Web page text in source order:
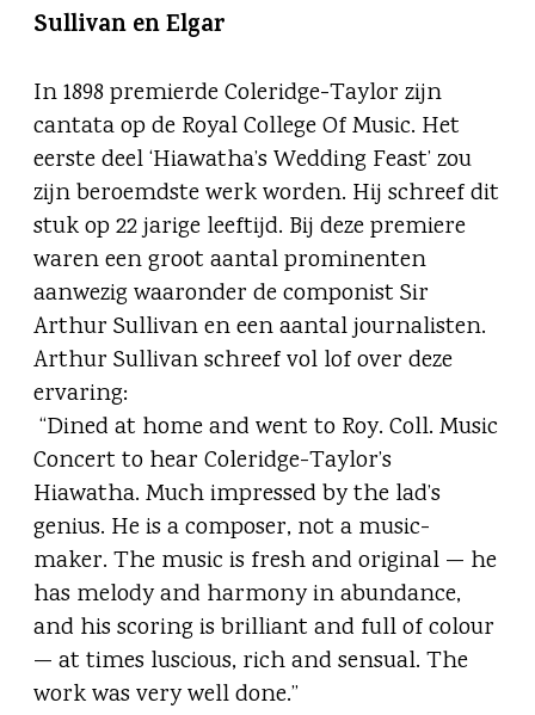
Sullivan en Elgar
In 1898 premierde Coleridge-Taylor zijn
cantata op de Royal College Of Music. Het
eerste deel ‘Hiawatha’s Wedding Feast’ zou
zijn beroemdste werk worden. Hij schreef dit
stuk op 22 jarige leeftijd. Bij deze premiere
waren een groot aantal prominenten
aanwezig waaronder de componist Sir
Arthur Sullivan en een aantal journalisten.
Arthur Sullivan schreef vol lof over deze
ervaring:
“Dined at home and went to Roy. Coll. Music
Concert to hear Coleridge-Taylor’s
Hiawatha. Much impressed by the lad’s
genius. He is a composer, not a music-
maker. The music is fresh and original — he
has melody and harmony in abundance,
and his scoring is brilliant and full of colour
— at times luscious, rich and sensual. The
work was very well done.”